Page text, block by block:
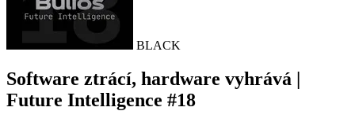
BLACK
Software ztrácí, hardware vyhrává |
Future Intelligence #18